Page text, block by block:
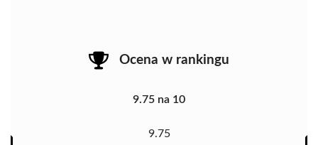
Ocena w rankingu
9.75 na 10
9.75